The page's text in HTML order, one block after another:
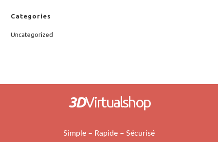
Categories
Uncategorized
3DVirtualshop
Simple – Rapide – Sécurisé